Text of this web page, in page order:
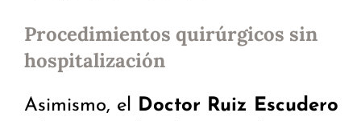
Procedimientos quirúrgicos sin
hospitalización
Asimismo, el Doctor Ruiz Escudero